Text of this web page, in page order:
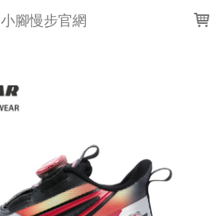
小腳慢步官網